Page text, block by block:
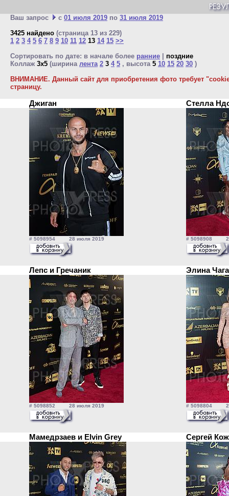
Ваш запрос с 01 июля 2019 по 31 июля 2019
3425 найдено (страница 13 из 229)
1 2 3 4 5 6 7 8 9 10 11 12 13 14 15 >>
Сортировать по дате: в начале более ранние
поздние
Коллаж 3x5 (ширина лента 2 3 4 5 , высота 5 10 15 20 30 )
ВНИМАНИЕ. Данный сайт для приобретения фото требует
страницу.
Джиган Стелла
# 5098954 28 июля 2019 # 5098908 28
Лепс и Гречаник Элина
# 5098852 28 июля 2019 # 5098804 28
Мамедрзаев и Elvin Grey Сергей